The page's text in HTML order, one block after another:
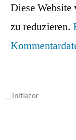
Diese
zu reduzieren.
__ Initiator